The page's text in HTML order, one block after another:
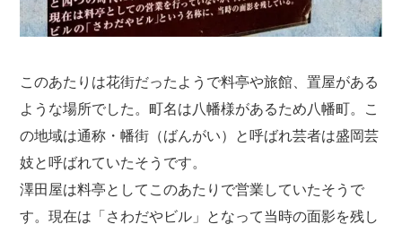
このあたりは花街だったようで料亭や旅館、置屋がある
ような場所でした。町名は八幡様があるため八幡町。こ
の地域は通称・幡街（ばんがい）と呼ばれ芸者は盛岡芸
妓と呼ばれていたそうです。
澤田屋は料亭としてこのあたりで営業していたそうで
す。現在は「さわだやビル」となって当時の面影を残し